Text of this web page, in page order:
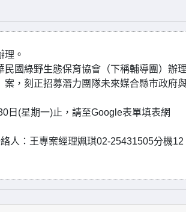
理。
國綠野生態保育協會（下稱輔導團）辦理
案，刻正招募潛力團隊未來媒合縣市政府
日(星期一)止，請至Google表單填表網
人：王專案經理姵琪02-25431505分機12